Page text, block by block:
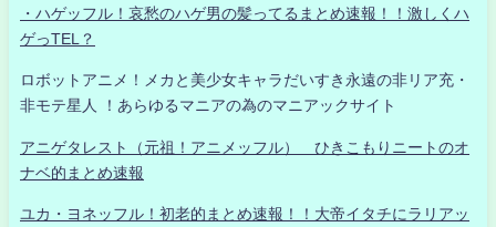
・ハゲッフル！哀愁のハゲ男の髪ってるまとめ速報！！激しくハ
ゲっTEL？
ロボットアニメ！メカと美少女キャラだいすき永遠の非リア充・
非モテ星人 ！あらゆるマニアの為のマニアックサイト
アニゲタレスト（元祖！アニメッフル） ひきこもりニートのオ
ナベ的まとめ速報
ユカ・ヨネッフル！初老的まとめ速報！！大帝イタチにラリアッ